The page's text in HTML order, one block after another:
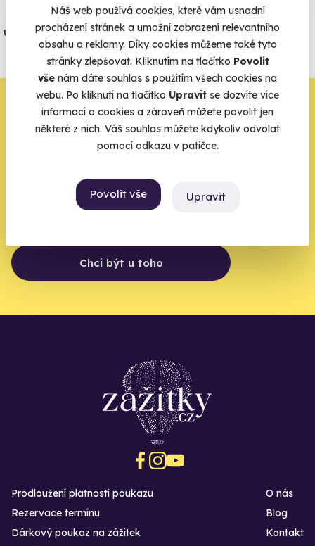
Náš web používá cookies, které vám usnadní
procházení stránek a umožní zobrazení relevantního
obsahu a reklamy. Díky cookies můžeme také tyto
stránky zlepšovat. Kliknutím na tlačítko Povolit
vše nám dáte souhlas s použitím všech cookies na
webu. Po kliknutí na tlačítko Upravit se dozvíte více
informací o cookies a zároveň můžete povolit jen
některé z nich. Váš souhlas můžete kdykoliv odvolat
pomocí odkazu v patičce.
Povolit vše Upravit
Jeden nikdy neví. Máme nejvyšší
úrazové pojištění z nabídky zážitkových
agentur.
Vše o pojištění
Zbývá jeden krok,
zbytek zařídíme my
Chci být u toho
Prodloužení platnosti poukazu
Rezervace termínu
Dárkový poukaz na zážitek
O nás
Blog
Kontakt